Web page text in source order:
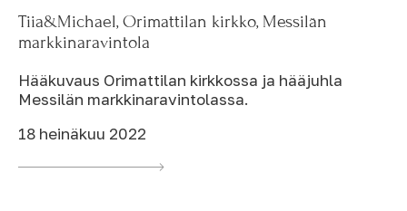
Tiia&Michael, Orimattilan kirkko, Messilän
markkinaravintola
Hääkuvaus Orimattilan kirkkossa ja hääjuhla
Messilän markkinaravintolassa.
18 heinäkuu 2022